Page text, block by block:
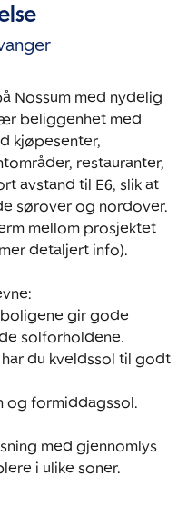
Nossum med nydelig
beliggenhet med
kjøpesenter,
restauranter,
avstand til E6, slik at
sørover og nordover.
mellom prosjektet
detaljert info).
gir gode
solforholdene.
du kveldssol til godt
og formiddagssol.
med gjennomlys
i ulike soner.